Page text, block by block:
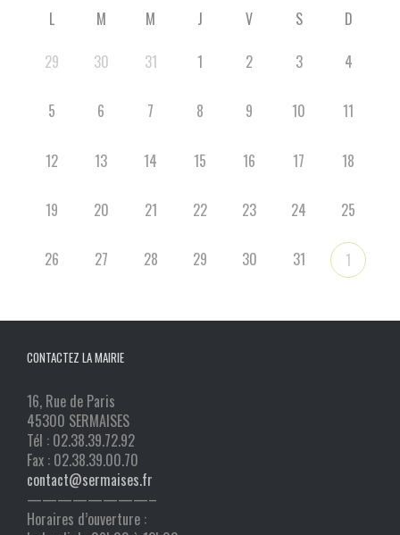
L M M J V S
D
29
30 31 1 2 3 4
5 6 7 8 9 10 11
12 13 14 15 16 17 18
19 20 21 22 23 24 25
26 27 28 29 30 31 1
CONTACTEZ LA MAIRIE
16, Rue de Paris
45300 SERMAISES
Tél : 02.38.39.72.92
Fax : 02.38.39.00.70
contact@sermaises.fr
————————–
Horaires d’ouverture :